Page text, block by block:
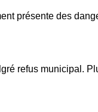
présente des
refus municipal.